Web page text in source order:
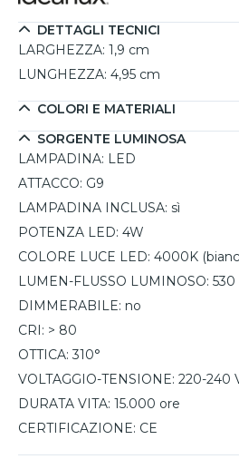
La lunga durata media di circa
necessità di sostituzioni frequenti,
affidabile per installazioni
DETTAGLI TECNICI
LARGHEZZA: 1,9 cm
LUNGHEZZA: 4,95 cm
COLORI E MATERIALI
SORGENTE LUMINOSA
LAMPADINA: LED
ATTACCO: G9
LAMPADINA INCLUSA: sì
POTENZA LED: 4W
COLORE LUCE LED: 4000K
LUMEN-FLUSSO LUMINOSO:
DIMMERABILE: no
CRI: > 80
OTTICA: 310°
VOLTAGGIO-TENSIONE: 220-240
DURATA VITA: 15.000 ore
CERTIFICAZIONE: CE